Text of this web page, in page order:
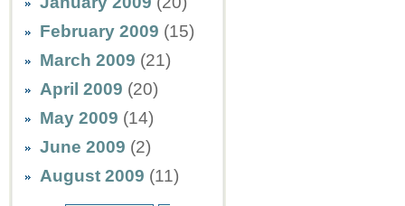
February 2009 (15)
March 2009 (21)
April 2009 (20)
May 2009 (14)
June 2009 (2)
August 2009 (11)